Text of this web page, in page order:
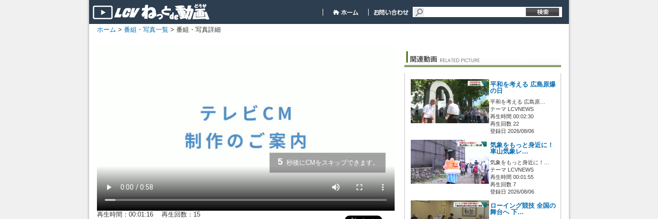
ホーム > 番組・写真一覧 > 番組・写真詳細
5 秒後にCMをスキップできます。
再生時間：00:01:16 再生回数：15
平和を考える 広島原爆
の日
平和を考える 広島原…
テーマ LCVNEWS
再生時間 00:02:30
再生回数 22
登録日 2026/08/06
気象をもっと身近に！
車山気象レ…
気象をもっと身近に！…
テーマ LCVNEWS
再生時間 00:01:55
再生回数 7
登録日 2026/08/06
ローイング競技 全国の
舞台へ 下…